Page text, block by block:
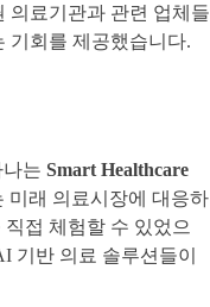
의료기관과 관련 업체들
기회를 제공했습니다.
는 Smart Healthcare
미래 의료시장에 대응하
접 체험할 수 있었으
기반 의료 솔루션들이